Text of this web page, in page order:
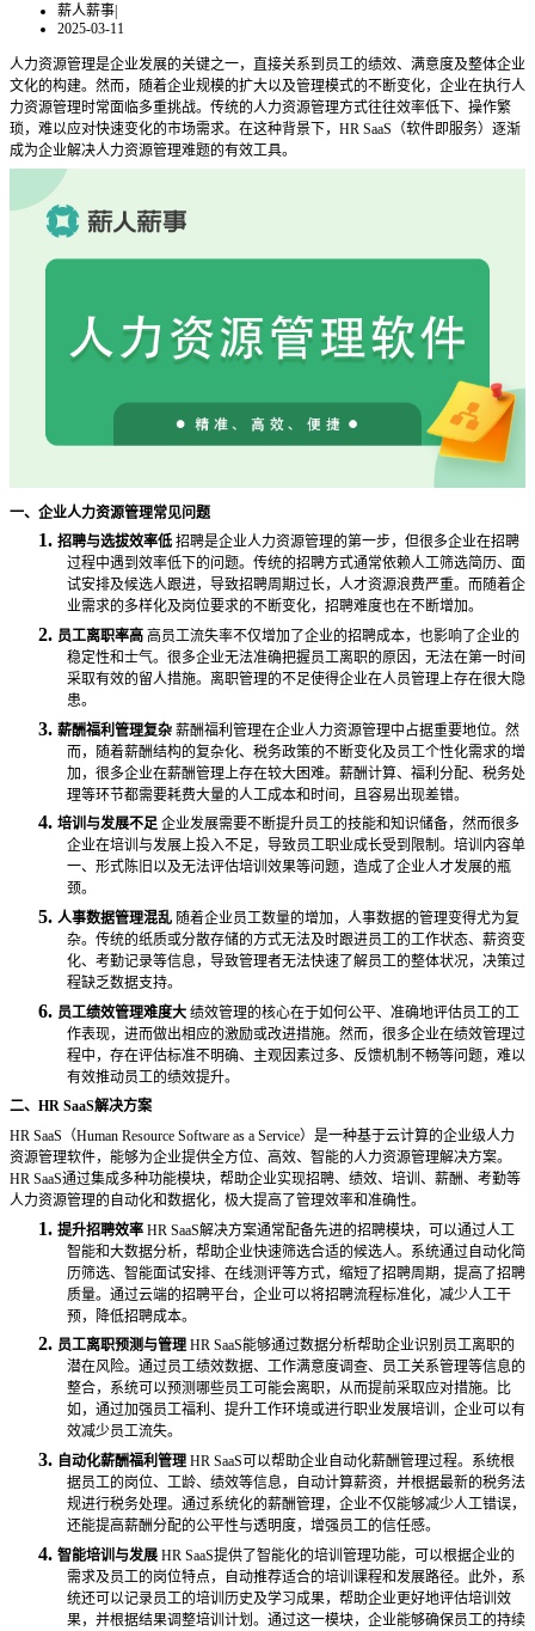
薪人薪事|
2025-03-11
人力资源管理是企业发展的关键之一，直接关系到员工的绩效、满意度及整体企业
文化的构建。然而，随着企业规模的扩大以及管理模式的不断变化，企业在执行人
力资源管理时常面临多重挑战。传统的人力资源管理方式往往效率低下、操作繁
琐，难以应对快速变化的市场需求。在这种背景下， HR SaaS（软件即服务）逐渐
成为企业解决人力资源管理难题的有效工具。
一、企业人力资源管理常见问题
1. 招聘与选拔效率低 招聘是企业人力资源管理的第一步，但很多企业在招聘
过程中遇到效率低下的问题。传统的招聘方式通常依赖人工筛选简历、面
试安排及候选人跟进，导致招聘周期过长，人才资源浪费严重。而随着企
业需求的多样化及岗位要求的不断变化，招聘难度也在不断增加。
2. 员工离职率高 高员工流失率不仅增加了企业的招聘成本，也影响了企业的
稳定性和士气。很多企业无法准确把握员工离职的原因，无法在第一时间
采取有效的留人措施。离职管理的不足使得企业在人员管理上存在很大隐
患。
3. 薪酬福利管理复杂 薪酬福利管理在企业人力资源管理中占据重要地位。然
而，随着薪酬结构的复杂化、税务政策的不断变化及员工个性化需求的增
加，很多企业在薪酬管理上存在较大困难。薪酬计算、福利分配、税务处
理等环节都需要耗费大量的人工成本和时间，且容易出现差错。
4. 培训与发展不足 企业发展需要不断提升员工的技能和知识储备，然而很多
企业在培训与发展上投入不足，导致员工职业成长受到限制。培训内容单
一、形式陈旧以及无法评估培训效果等问题，造成了企业人才发展的瓶
颈。
5. 人事数据管理混乱 随着企业员工数量的增加，人事数据的管理变得尤为复
杂。传统的纸质或分散存储的方式无法及时跟进员工的工作状态、薪资变
化、考勤记录等信息，导致管理者无法快速了解员工的整体状况，决策过
程缺乏数据支持。
6. 员工绩效管理难度大 绩效管理的核心在于如何公平、准确地评估员工的工
作表现，进而做出相应的激励或改进措施。然而，很多企业在绩效管理过
程中，存在评估标准不明确、主观因素过多、反馈机制不畅等问题，难以
有效推动员工的绩效提升。
二、 HR SaaS解决方案
HR SaaS（Human Resource Software as a Service）是一种基于云计算的企业级人力
资源管理软件，能够为企业提供全方位、高效、智能的人力资源管理解决方案。
HR SaaS通过集成多种功能模块，帮助企业实现招聘、绩效、培训、薪酬、考勤等
人力资源管理的自动化和数据化，极大提高了管理效率和准确性。
1. 提升招聘效率 HR SaaS解决方案通常配备先进的招聘模块，可以通过人工
智能和大数据分析，帮助企业快速筛选合适的候选人。系统通过自动化简
历筛选、智能面试安排、在线测评等方式，缩短了招聘周期，提高了招聘
质量。通过云端的招聘平台，企业可以将招聘流程标准化，减少人工干
预，降低招聘成本。
2. 员工离职预测与管理 HR SaaS能够通过数据分析帮助企业识别员工离职的
潜在风险。通过员工绩效数据、工作满意度调查、员工关系管理等信息的
整合，系统可以预测哪些员工可能会离职，从而提前采取应对措施。比
如，通过加强员工福利、提升工作环境或进行职业发展培训，企业可以有
效减少员工流失。
3. 自动化薪酬福利管理 HR SaaS可以帮助企业自动化薪酬管理过程。系统根
据员工的岗位、工龄、绩效等信息，自动计算薪资，并根据最新的税务法
规进行税务处理。通过系统化的薪酬管理，企业不仅能够减少人工错误，
还能提高薪酬分配的公平性与透明度，增强员工的信任感。
4. 智能培训与发展 HR SaaS提供了智能化的培训管理功能，可以根据企业的
需求及员工的岗位特点，自动推荐适合的培训课程和发展路径。此外，系
统还可以记录员工的培训历史及学习成果，帮助企业更好地评估培训效
果，并根据结果调整培训计划。通过这一模块，企业能够确保员工的持续